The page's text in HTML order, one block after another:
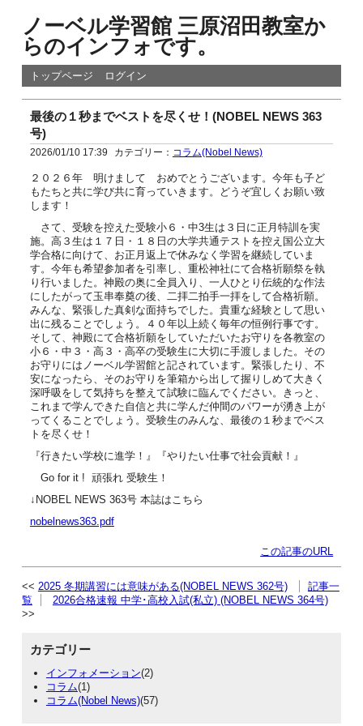
ノーベル学習館 三原沼田教室か
らのインフォです。
トップページ ログイン
最後の１秒までベストを尽くせ！(NOBEL NEWS 363
号)
2026/01/10 17:39 カテゴリー： コラム(Nobel News)
２０２６年 明けまして おめでとうございます。今年も子ど
もたちと共に学び共に育っていきます。どうぞ宜しくお願い致
します！
さて、受験を控えた受験小６・中3生は３日に正月特訓を実
施。高３生は１７日・１８日の大学共通テストを控え国公立大
学合格に向けて、お正月返上で休みなく学習を継続していま
す。今年も希望参加者を引率し、重松神社にて合格祈願祭を執
り行いました。神殿の奥に全員入り、一人ひとり伝統的な作法
にしたがって玉串奉奠の後、二拝二拍手一拝をして合格祈願。
みんな、緊張した真剣な面持ちでした。貴重な経験として思い
出に残ることでしょう。４０年以上続く毎年の恒例行事です。
そして、神殿にて合格祈願をしていただいたお守りを各教室の
小６・中３・高３・高卒の受験生に大切に手渡しました。その
お守りにはノーベル学習館と記されています。緊張したり、不
安になったら、そのお守りを筆箱から出して握りしめて大きく
深呼吸をして気持ちを整えて試験に臨んでください。きっと、
これまで学んできた自信と共に学んだ仲間のパワーが湧き上が
ってくることでしょう。受験生のみんな、最後の１秒までベス
トを尽くせ！
『行きたい学校に進学！』『やりたい仕事で社会貢献！』
Go for it ! 頑張れ 受験生！
↓NOBEL NEWS 363号 本誌はこちら
nobelnews363.pdf
この記事のURL
2025 冬期講習には意味がある(NOBEL NEWS 362号)
記事一
覧
2026合格速報 中学･高校入試(私立) (NOBEL NEWS 364号)
カテゴリー
インフォメーション(2)
コラム(1)
コラム(Nobel News)(57)